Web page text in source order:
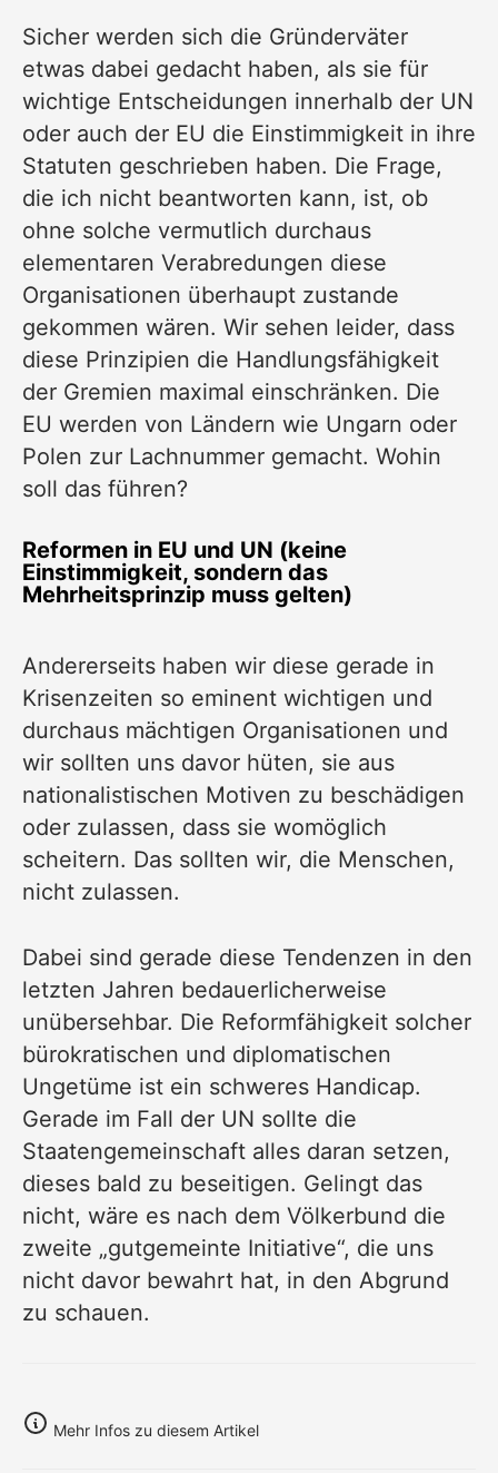
Sicher werden sich die Gründerväter
etwas dabei gedacht haben, als sie für
wichtige Entscheidungen innerhalb der UN
oder auch der EU die Einstimmigkeit in ihre
Statuten geschrieben haben. Die Frage,
die ich nicht beantworten kann, ist, ob
ohne solche vermutlich durchaus
elementaren Verabredungen diese
Organisationen überhaupt zustande
gekommen wären. Wir sehen leider, dass
diese Prinzipien die Handlungsfähigkeit
der Gremien maximal einschränken. Die
EU werden von Ländern wie Ungarn oder
Polen zur Lachnummer gemacht. Wohin
soll das führen?
Reformen in EU und UN (keine
Einstimmigkeit, sondern das
Mehrheitsprinzip muss gelten)
Andererseits haben wir diese gerade in
Krisenzeiten so eminent wichtigen und
durchaus mächtigen Organisationen und
wir sollten uns davor hüten, sie aus
nationalistischen Motiven zu beschädigen
oder zulassen, dass sie womöglich
scheitern. Das sollten wir, die Menschen,
nicht zulassen.
Dabei sind gerade diese Tendenzen in den
letzten Jahren bedauerlicherweise
unübersehbar. Die Reformfähigkeit solcher
bürokratischen und diplomatischen
Ungetüme ist ein schweres Handicap.
Gerade im Fall der UN sollte die
Staatengemeinschaft alles daran setzen,
dieses bald zu beseitigen. Gelingt das
nicht, wäre es nach dem Völkerbund die
zweite „gutgemeinte Initiative“, die uns
nicht davor bewahrt hat, in den Abgrund
zu schauen.
Mehr Infos zu diesem Artikel